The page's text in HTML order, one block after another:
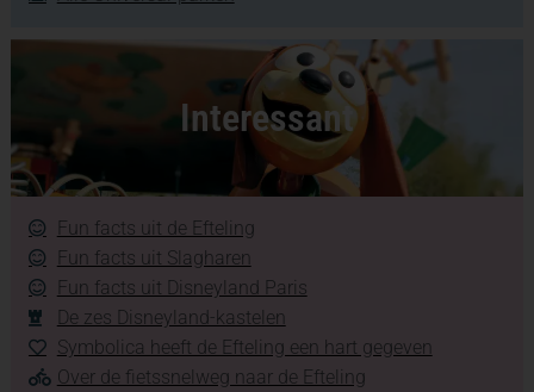
Interessant
Fun facts uit de Efteling
Fun facts uit Slagharen
Fun facts uit Disneyland Paris
De zes Disneyland-kastelen
Symbolica heeft de Efteling een hart gegeven
Over de fietssnelweg naar de Efteling